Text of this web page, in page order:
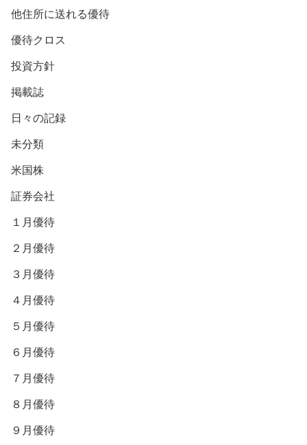
他住所に送れる優待
優待クロス
投資方針
掲載誌
日々の記録
未分類
米国株
証券会社
１月優待
２月優待
３月優待
４月優待
５月優待
６月優待
７月優待
８月優待
９月優待